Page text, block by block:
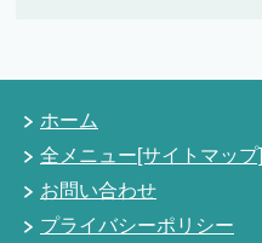
ホーム
全メニュー[サイトマップ]
お問い合わせ
プライバシーポリシー